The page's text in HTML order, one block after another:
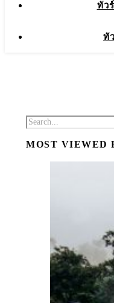
ทัว
ทั
MOST VIEWED